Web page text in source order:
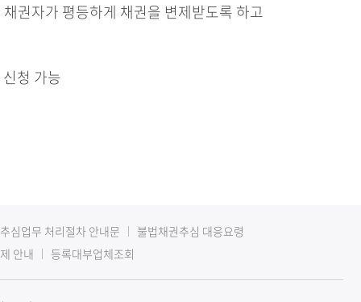
권자가 평등하게 채권을 변제받도록 하고
청 가능
심업무 처리절차 안내문
불법채권추심 대응요령
안내 등록대부업체조회